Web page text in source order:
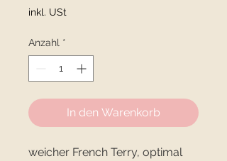
€ 1,29
Meter
inkl. USt
Anzahl *
In den Warenkorb
weicher French Terry, optimal